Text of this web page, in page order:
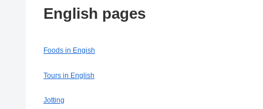
English pages
Foods in Engish
Tours in English
Jotting